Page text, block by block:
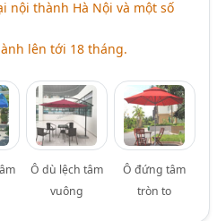
nội thành Hà Nội và một số
lên tới 18 tháng.
Ô dù lệch tâm
vuông
Ô đứng tâm
tròn to